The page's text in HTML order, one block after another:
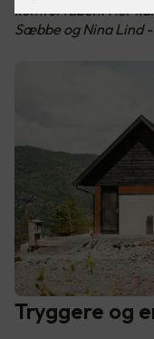
komfortabelt. Her
Sæbbe og Nina Lind
Tryggere og